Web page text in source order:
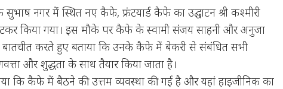
के सुभाष नगर में स्थित नए कैफे, फ्रंटयार्ड कैफे का उद्घाटन श्री कश्मीरी
किया गया। इस मौके पर कैफे के स्वामी संजय साहनी और अनुजा
बातचीत करते हुए बताया कि उनके कैफे में बेकरी से संबंधित सभी
और शुद्धता के साथ तैयार किया जाता है।
कि कैफे में बैठने की उत्तम व्यवस्था की गई है और यहां हाइजीनिक का